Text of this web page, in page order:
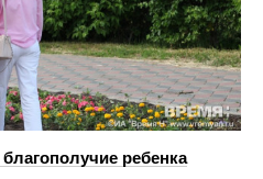
ребенка